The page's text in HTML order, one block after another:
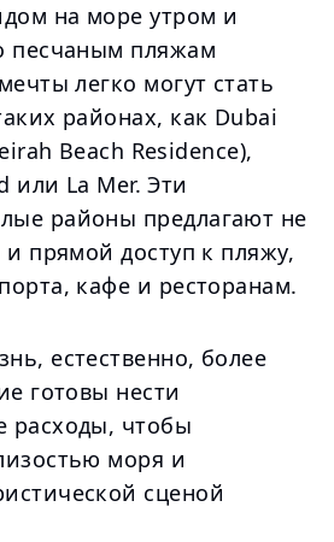
на море утром и
песчаным пляжам
легко могут стать
районах, как Dubai
Beach Residence),
или La Mer. Эти
районы предлагают не
прямой доступ к пляжу,
кафе и ресторанам.
естественно, более
готовы нести
расходы, чтобы
моря и
сценой